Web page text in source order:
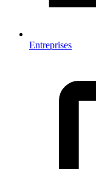
Entreprises